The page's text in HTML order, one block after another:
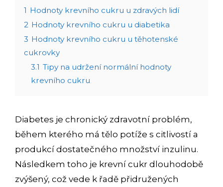
1 Hodnoty krevního cukru u zdravých lidí
2 Hodnoty krevního cukru u diabetika
3 Hodnoty krevního cukru u těhotenské
cukrovky
3.1 Tipy na udržení normální hodnoty
krevního cukru
Diabetes je chronický zdravotní problém,
během kterého má tělo potíže s citlivostí a
produkcí dostatečného množství inzulinu.
Následkem toho je krevní cukr dlouhodobě
zvýšený, což vede k řadě přidružených